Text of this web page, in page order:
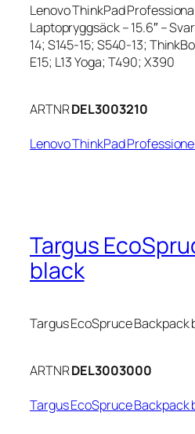
Lenovo ThinkPad
Laptopryggsäck – 15.6″ –
14; S145-15; S540-13;
E15; L13 Yoga; T490; X390
ARTNRDEL3003210
Lenovo ThinkPad
Targus
black
Targus EcoSpruce Backpack
ARTNRDEL3003000
Targus EcoSpruce Backpack